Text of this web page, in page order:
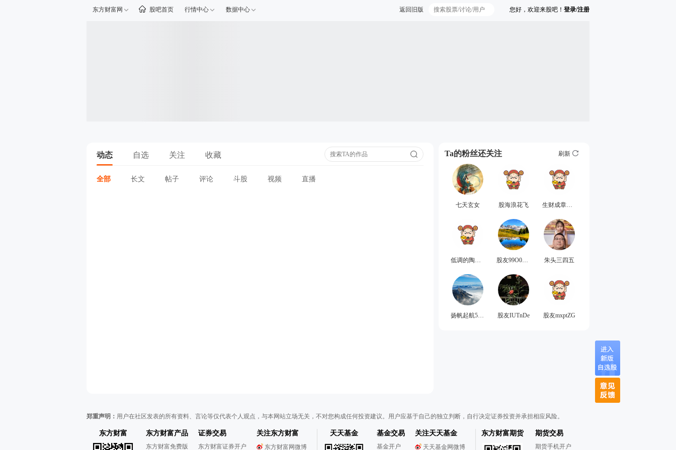
东方财富网 股吧首页 行情中心 数据中心 您好，欢迎来股吧！ 登录/注册
返回旧版
动态 自选 关注 收藏
全部 长文 帖子 评论 斗股 视频 直播
Ta的粉丝还关注 刷新
七天玄女 股海浪花飞 生财成章地马红俊
低调的陶可路 股友99O0g71800 朱头三四五
扬帆起航5188 股友IUTnDe 股友mxptZG
郑重声明： 用户在社区发表的所有资料、言论等仅代表个人观点，与本网站立场无关，不对您构成任何投资建议。用户应基于自己的独立判断，自行决定证券投资并承担相应风险。
东方财富 东方财富产品
东方财富免费版
证券交易
东方财富证券开户
关注东方财富
东方财富网微博
天天基金 基金交易
基金开户
关注天天基金
天天基金网微博
东方财富期货 期货交易
期货手机开户